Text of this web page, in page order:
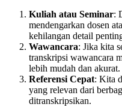
Kuliah atau Seminar:
mendengarkan dosen
kehilangan detail
Wawancara: Jika kita
transkripsi wawancara
lebih mudah dan akurat.
Referensi Cepat: Kita
yang relevan dari
ditranskripsikan.